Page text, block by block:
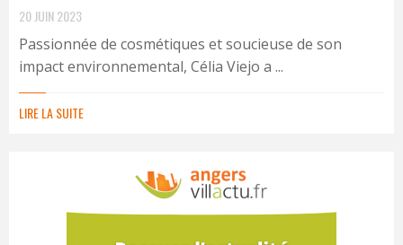
20 JUIN 2023
Passionnée de cosmétiques et soucieuse de son
impact environnemental, Célia Viejo a ...
LIRE LA SUITE